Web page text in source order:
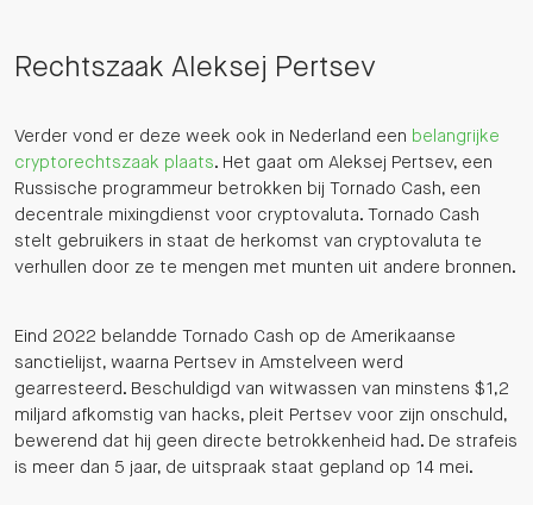
Rechtszaak Aleksej Pertsev
Verder vond er deze week ook in Nederland een belangrijke
cryptorechtszaak plaats. Het gaat om Aleksej Pertsev, een
Russische programmeur betrokken bij Tornado Cash, een
decentrale mixingdienst voor cryptovaluta. Tornado Cash
stelt gebruikers in staat de herkomst van cryptovaluta te
verhullen door ze te mengen met munten uit andere bronnen.
Eind 2022 belandde Tornado Cash op de Amerikaanse
sanctielijst, waarna Pertsev in Amstelveen werd
gearresteerd. Beschuldigd van witwassen van minstens $1,2
miljard afkomstig van hacks, pleit Pertsev voor zijn onschuld,
bewerend dat hij geen directe betrokkenheid had. De strafeis
is meer dan 5 jaar, de uitspraak staat gepland op 14 mei.